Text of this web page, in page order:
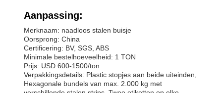
Aanpassing:
Merknaam: naadloos stalen buisje
Oorsprong: China
Certificering: BV, SGS, ABS
Minimale bestelhoeveelheid: 1 TON
Prijs: USD 600-1500/ton
Verpakkingsdetails: Plastic stopjes aan beide uiteinden,
Hexagonale bundels van max. 2.000 kg met